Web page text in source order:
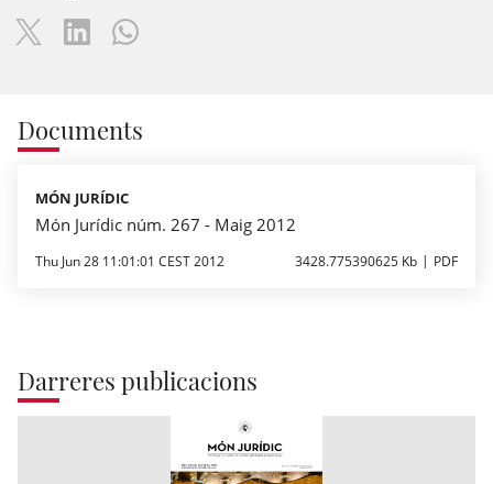
Documents
MÓN JURÍDIC
Món Jurídic núm. 267 - Maig 2012
Thu Jun 28 11:01:01 CEST 2012 3428.775390625 Kb PDF
Darreres publicacions